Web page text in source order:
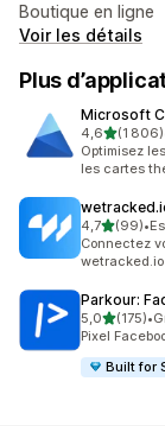
Boutique en ligne
Voir les détails
Plus
Microsoft
4,6étoile(s)
(1 806)
1806 avis
Optimisez
les cartes
4,7étoile(s)
(99)
99 avis au•
Connectez
wetracked.io
Parkour:
5,0étoile(s)
(175)
175 avis au•
Pixel
Built for